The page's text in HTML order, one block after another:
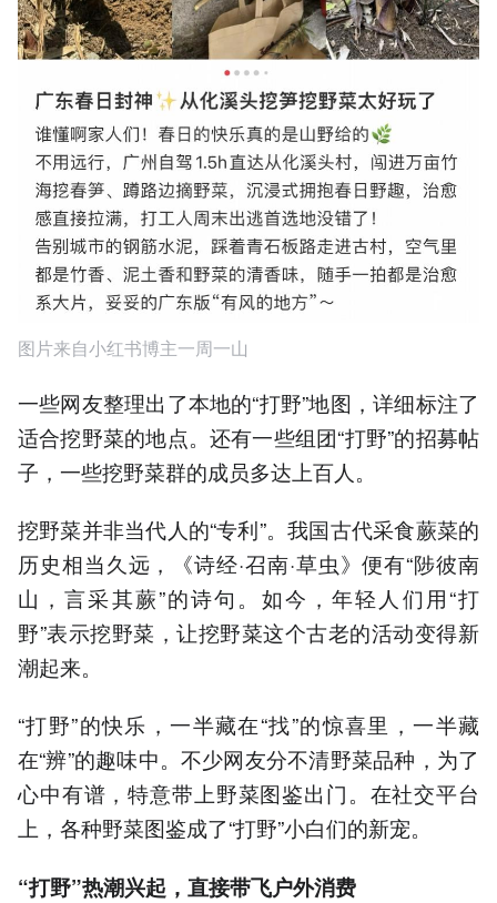
图片来自小红书博主一周一山
一些网友整理出了本地的“打野”地图，详细标注了
适合挖野菜的地点。还有一些组团“打野”的招募帖
子，一些挖野菜群的成员多达上百人。
挖野菜并非当代人的“专利”。我国古代采食蕨菜的
历史相当久远，《诗经·召南·草虫》便有“陟彼南
山，言采其蕨”的诗句。如今，年轻人们用“打
野”表示挖野菜，让挖野菜这个古老的活动变得新
潮起来。
“打野”的快乐，一半藏在“找”的惊喜里，一半藏
在“辨”的趣味中。不少网友分不清野菜品种，为了
心中有谱，特意带上野菜图鉴出门。在社交平台
上，各种野菜图鉴成了“打野”小白们的新宠。
“打野”热潮兴起，直接带飞户外消费